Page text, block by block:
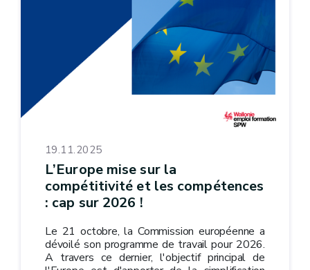
19.11.2025
L’Europe mise sur la
compétitivité et les compétences
: cap sur 2026 !
Le 21 octobre, la Commission européenne a
dévoilé son programme de travail pour 2026.
A travers ce dernier, l'objectif principal de